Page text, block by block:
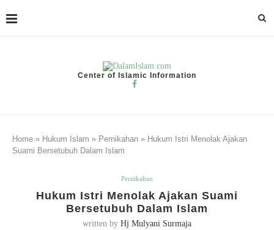
Center of Islamic Information
Home » Hukum Islam » Pernikahan » Hukum Istri Menolak Ajakan
Suami Bersetubuh Dalam Islam
Pernikahan
Hukum Istri Menolak Ajakan Suami
Bersetubuh Dalam Islam
written by Hj Mulyani Surmaja